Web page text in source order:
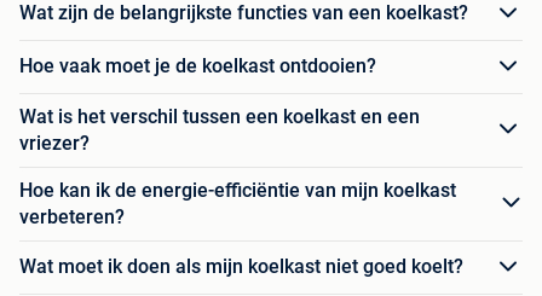
Wat zijn de belangrijkste functies van een koelkast?
Hoe vaak moet je de koelkast ontdooien?
Wat is het verschil tussen een koelkast en een
vriezer?
Hoe kan ik de energie-efficiëntie van mijn koelkast
verbeteren?
Wat moet ik doen als mijn koelkast niet goed koelt?